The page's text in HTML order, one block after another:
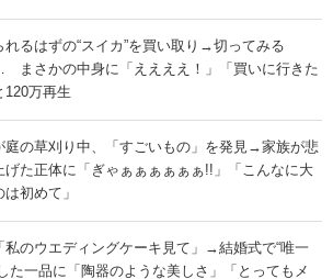
れるはずの“スイカ”を買い取り→切ってみる
さかの中身に「ええええ！」「買いに行きた
120万再生
庭の草刈り中、「すごいもの」を発見→家族が悲
げた正体に「ぎゃぁぁぁぁぁぁ!!」「こんなに大
は初めて」
私のウエディングケーキ見て」→結婚式で“唯一
た一品に「陶器のような美しさ」「とってもメ